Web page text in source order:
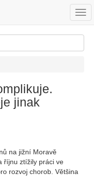
jinak
na jižní Moravě
říjnu ztížily práci ve
rozvoj chorob. Většina